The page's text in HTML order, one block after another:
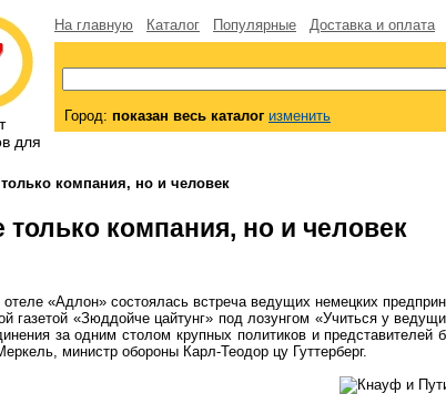
для
На главную Каталог Популярные Доставка и оплата
Город: показан весь каталог изменить
компания, но и человек
компания, но и человек
отеле «Адлон» состоялась встреча ведущих немецких
газетой «Зюддойче цайтунг» под лозунгом «Учиться у
за одним столом крупных политиков и представителей
министр обороны Карл-Теодор цу Гуттерберг.